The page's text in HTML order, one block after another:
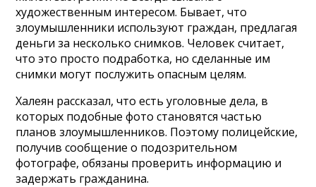
художественным интересом. Бывает, что
злоумышленники используют граждан, предлагая
деньги за несколько снимков. Человек считает,
что это просто подработка, но сделанные им
снимки могут послужить опасным целям.
Халеян рассказал, что есть уголовные дела, в
которых подобные фото становятся частью
планов злоумышленников. Поэтому полицейские,
получив сообщение о подозрительном
фотографе, обязаны проверить информацию и
задержать гражданина.